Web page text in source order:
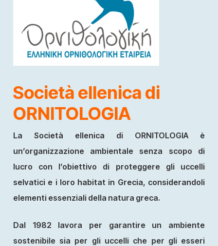
Società ellenica di
ORNITOLOGIA
La Società ellenica di ORNITOLOGIA è
un’organizzazione ambientale senza scopo di
lucro con l’obiettivo di proteggere gli uccelli
selvatici e i loro habitat in Grecia, considerandoli
elementi essenziali della natura greca.
Dal 1982 lavora per garantire un ambiente
sostenibile sia per gli uccelli che per gli esseri